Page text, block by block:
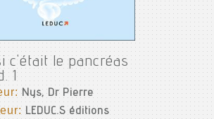
c'était le pancréas
1
Nys, Dr Pierre
LEDUC.S éditions